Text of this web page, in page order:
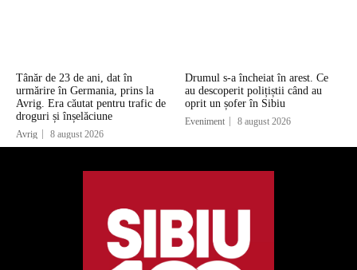
Tânăr de 23 de ani, dat în
urmărire în Germania, prins la
Avrig. Era căutat pentru trafic de
droguri și înșelăciune
Avrig 8 august 2026
Drumul s-a încheiat în arest. Ce
au descoperit polițiștii când au
oprit un șofer în Sibiu
Eveniment 8 august 2026